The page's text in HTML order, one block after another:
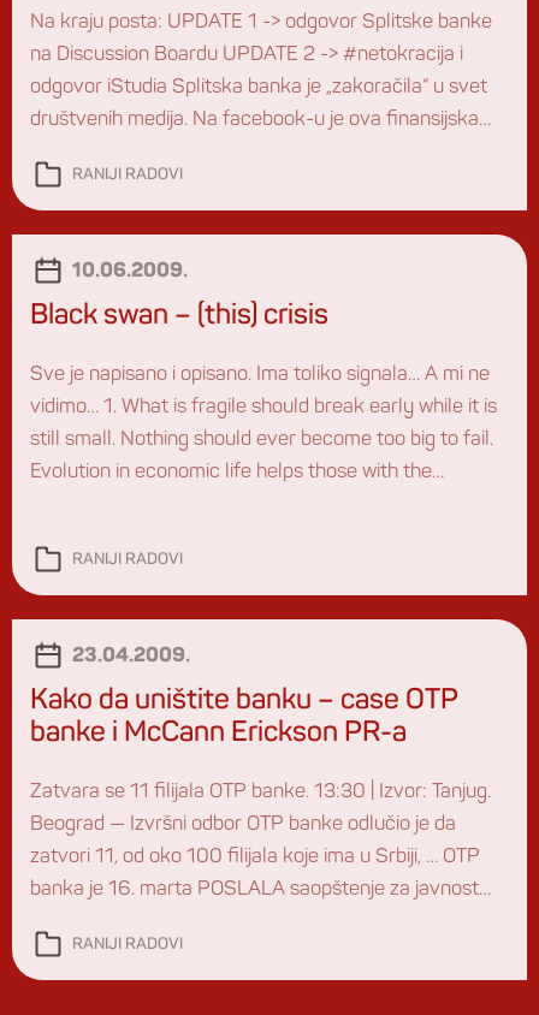
Na kraju posta: UPDATE 1 -> odgovor Splitske banke
na Discussion Boardu UPDATE 2 -> #netokracija i
odgovor iStudia Splitska banka je „zakoračila“ u svet
društvenih medija. Na facebook-u je ova finansijska
pažnju klasičnih medija: Što smiju „lajkati“ a što ne, koje
„postove“ komentirati i na koji […]
RANIJI RADOVI
10.06.2009.
Black swan – (this) crisis
Sve je napisano i opisano. Ima toliko signala… A mi ne
vidimo… 1. What is fragile should break early while it is
still small. Nothing should ever become too big to fail.
Evolution in economic life helps those with the
RANIJI RADOVI
23.04.2009.
Kako da uništite banku – case OTP
banke i McCann Erickson PR-a
Zatvara se 11 filijala OTP banke. 13:30 | Izvor: Tanjug.
Beograd — Izvršni odbor OTP banke odlučio je da
zatvori 11, od oko 100 filijala koje ima u Srbiji, … OTP
banka je 16. marta POSLALA saopštenje za javnost
dinamita posmatrano efekte na poslovanje i efekte na
imidž SVIM […]
RANIJI RADOVI